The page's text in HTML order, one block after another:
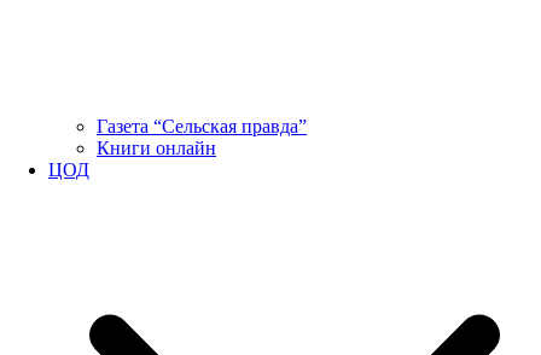
Газета “Сельская правда”
Книги онлайн
ЦОД